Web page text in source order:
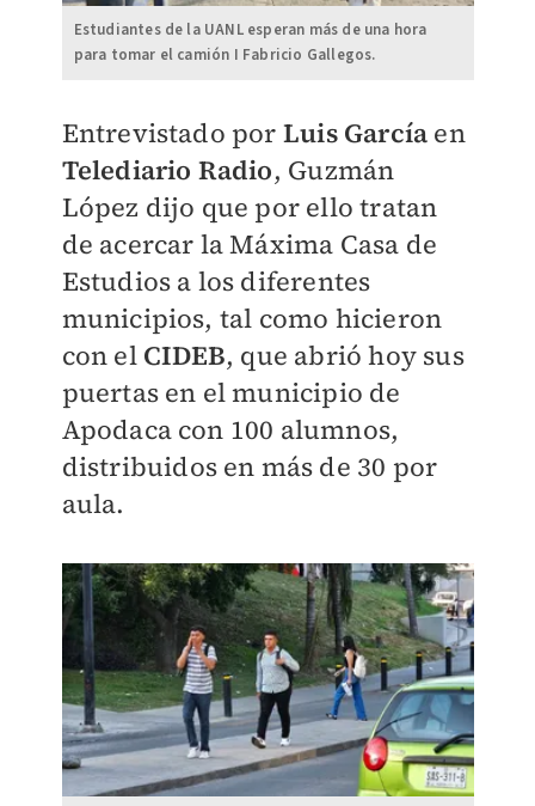
Estudiantes de la UANL esperan más de una hora
para tomar el camión I Fabricio Gallegos.
Entrevistado por Luis García en
Telediario Radio, Guzmán
López dijo que por ello tratan
de acercar la Máxima Casa de
Estudios a los diferentes
municipios, tal como hicieron
con el CIDEB, que abrió hoy sus
puertas en el municipio de
Apodaca con 100 alumnos,
distribuidos en más de 30 por
aula.